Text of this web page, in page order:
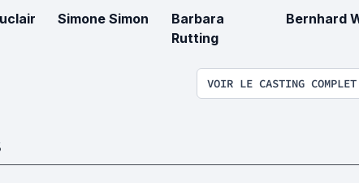
Simone Simon
Barbara
Rutting
Bernhard
VOIR LE CASTING COMPLET